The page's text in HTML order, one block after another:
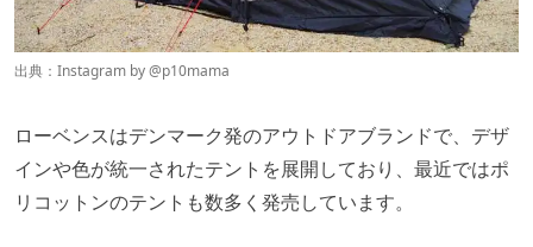
出典：Instagram by @p10mama
ローベンスはデンマーク発のアウトドアブランドで、デザ
インや色が統一されたテントを展開しており、最近ではポ
リコットンのテントも数多く発売しています。